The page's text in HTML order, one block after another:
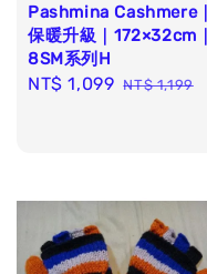
Pashmina Cashmere｜
保暖升級｜172×32cm｜
8SM系列H
Sale
NT$ 1,099 Regular
NT$ 1,199